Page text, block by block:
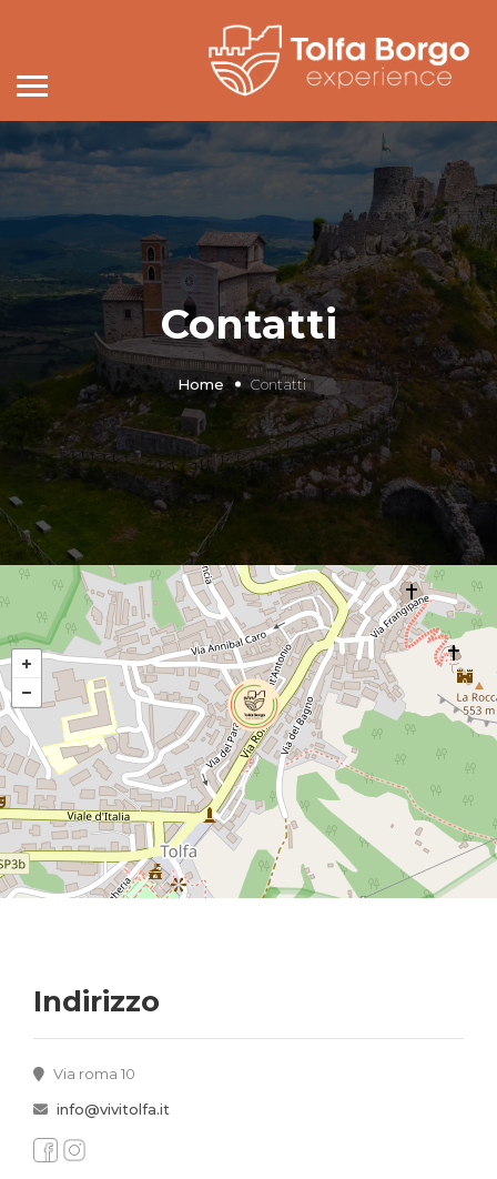
Contatti
Home Contatti
Indirizzo
Via roma 10
info@vivitolfa.it